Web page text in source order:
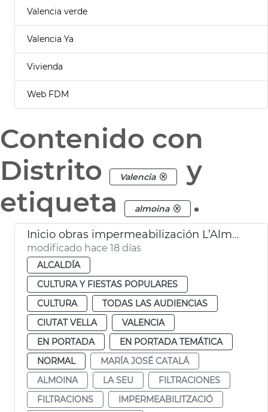
Valencia verde
Valencia Ya
Vivienda
Web FDM
Contenido con
Distrito
Valencia
y
etiqueta
almoina .
Inicio obras impermeabilización L’Almoina València
modificado hace 18 días
ALCALDÍA
CULTURA Y FIESTAS POPULARES
CULTURA
TODAS LAS AUDIENCIAS
CIUTAT VELLA
VALENCIA
EN PORTADA
EN PORTADA TEMÁTICA
NORMAL
MARÍA JOSÉ CATALÁ
ALMOINA
LA SEU
FILTRACIONES
FILTRACIONS
IMPERMEABILITZACIÓ